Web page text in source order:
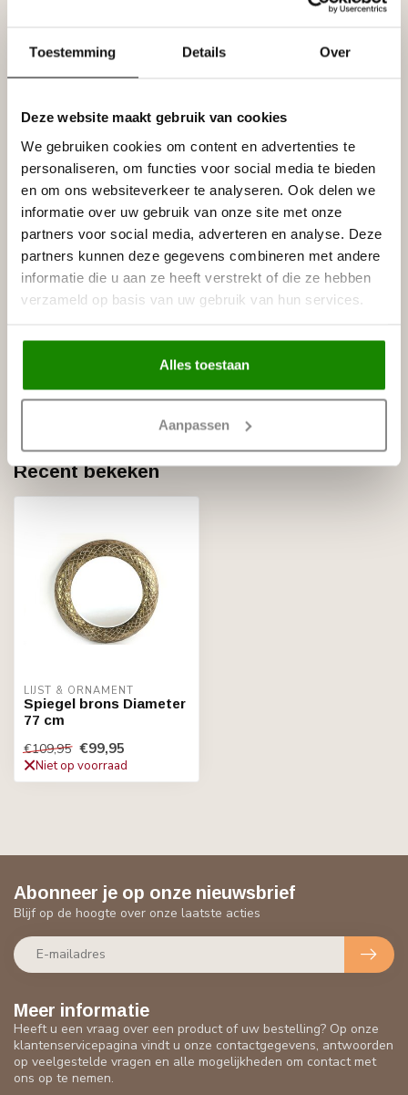
Toestemming Details Over
Deze website maakt gebruik van cookies
We gebruiken cookies om content en advertenties te
personaliseren, om functies voor social media te bieden
en om ons websiteverkeer te analyseren. Ook delen we
informatie over uw gebruik van onze site met onze
partners voor social media, adverteren en analyse. Deze
partners kunnen deze gegevens combineren met andere
informatie die u aan ze heeft verstrekt of die ze hebben
verzameld op basis van uw gebruik van hun services.
Alles toestaan
Aanpassen
Kleur:Brons
Specificaties
Reviews
Tags
Gerelateerde producten
LIJST & ORNAMENT
Lijst & Ornament Gouden
Abstracte Spiegel 60 x 76 x 5
cm
€129,95
LIJST & ORNAMENT
Lijst & Ornament Spiegel koper
Diameter 84 cm
Recent bekeken
LIJST & ORNAMENT
Spiegel brons Diameter
77 cm
€109,95 €99,95
Niet op voorraad
Meer informatie
Heeft u een vraag over een product of uw bestelling? Op onze
klantenservicepagina vindt u onze contactgegevens, antwoorden
op veelgestelde vragen en alle mogelijkheden om contact met
ons op te nemen.
Abonneer je op onze nieuwsbrief
Blijf op de hoogte over onze laatste acties